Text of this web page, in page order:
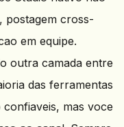
postagem cross-
em equipe.
outra camada entre
das ferramentas
confiaveis, mas voce